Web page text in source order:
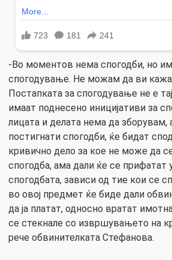
-Во моментов нема спогодби, но
спогодување. Не можам да ви
Постапката за спогодување не е
имаат поднесено иницијативи за
лицата и делата нема да зборувам,
постигнати спогодби, ќе бидат
кривично дело за кое не може да
спогодба, ама дали ќе се прифатат
спогодбата, зависи од тие кои се
во овој предмет ќе биде дали
да ја платат, односно вратат
се стекнале со извршувањето на
рече обвинителката Стефанова.